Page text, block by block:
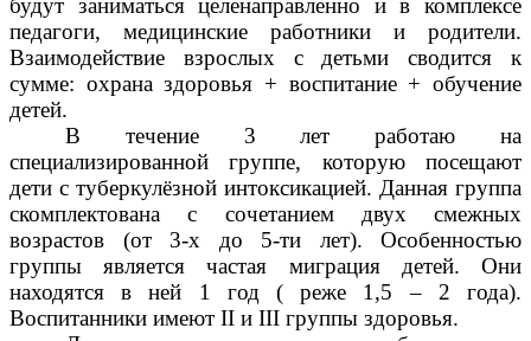
будут заниматься целенаправленно и в комплексе
педагоги, медицинские работники и родители.
Взаимодействие взрослых с детьми сводится к
сумме: охрана здоровья + воспитание + обучение
детей.
В течение 3 лет работаю на
специализированной группе, которую посещают
дети с туберкулёзной интоксикацией. Данная группа
скомплектована с сочетанием двух смежных
возрастов (от 3-х до 5-ти лет). Особенностью
группы является частая миграция детей. Они
находятся в ней 1 год ( реже 1,5 – 2 года).
Воспитанники имеют II и III группы здоровья.